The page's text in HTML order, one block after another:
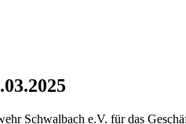
Schwalbach e.V. für das